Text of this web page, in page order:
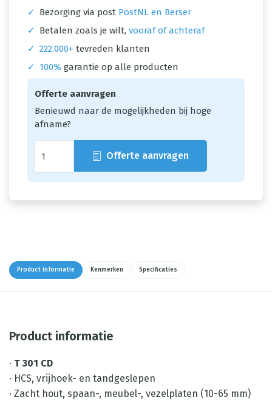
✓ Bezorging via post PostNL en Berser
✓
Betalen zoals je wilt, vooraf of achteraf
✓ 222.000+ tevreden klanten
✓
100% garantie op alle producten
Offerte aanvragen
Benieuwd naar de mogelijkheden bij hoge
afname?
Offerte aanvragen
Product informatie Kenmerken Specificaties
Product informatie
· T 301 CD
· HCS, vrijhoek- en tandgeslepen
· Zacht hout, spaan-, meubel-, vezelplaten (10-65 mm)